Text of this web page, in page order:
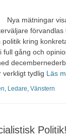
Nya mätningar
politik kring
full gång och
verkligt tydlig Läs
Ledare Vänstern
Politik!